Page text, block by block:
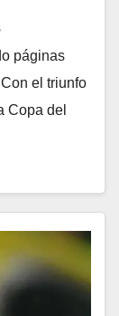
páginas
el triunfo
Copa del